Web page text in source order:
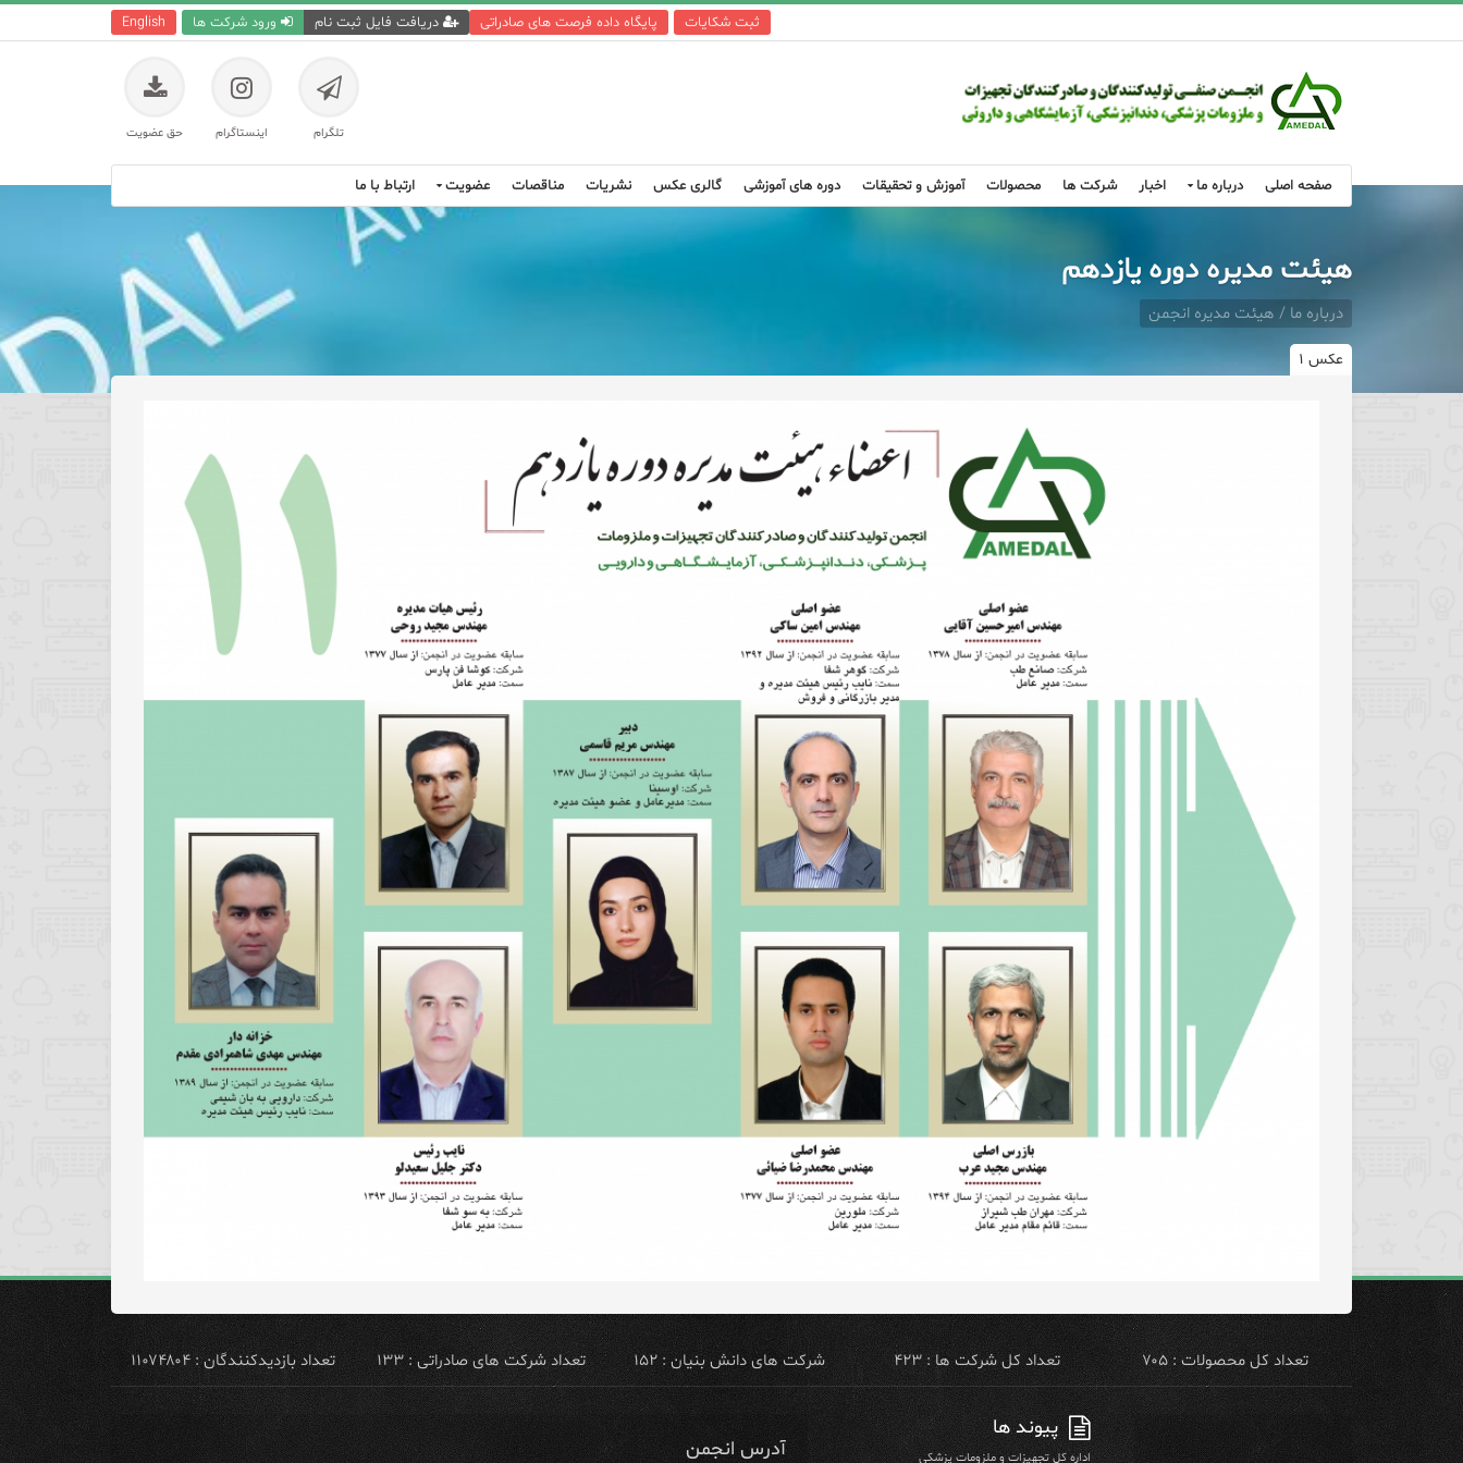
English ورود شرکت ها دریافت فایل ثبت نام پایگاه داده فرصت های صادراتی ثبت شکایات
تلگرام اینستاگرام حق عضویت
صفحه اصلی درباره ما اخبار شرکت ها محصولات آموزش و تحقیقات دوره های آموزشی گالری عکس نشریات مناقصات عضویت ارتباط با ما
هیئت مدیره دوره یازدهم
درباره ما / هیئت مدیره انجمن
عکس ۱
تعداد کل محصولات : ۷۰۵ تعداد کل شرکت ها : ۴۲۳ شرکت های دانش بنیان : ۱۵۲ تعداد شرکت های صادراتی : ۱۳۳ تعداد بازدیدکنندگان : ۱۱۰۷۴۸۰۴
پیوند ها
اداره کل تجهیزات و ملزومات پزشکی آدرس انجمن